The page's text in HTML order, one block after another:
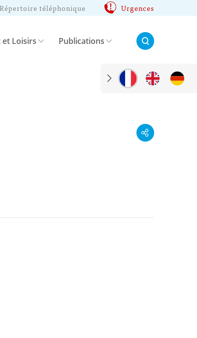
Répertoire téléphonique Urgences
et Loisirs Publications Rechercher: